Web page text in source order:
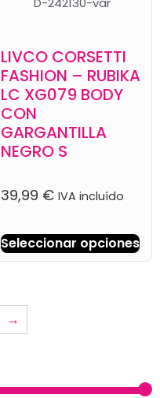
LIVCO CORSETTI
FASHION – RUBIKA
LC XG079 BODY
CON
GARGANTILLA
NEGRO S
39,99 € IVA incluído
Seleccionar opciones
→